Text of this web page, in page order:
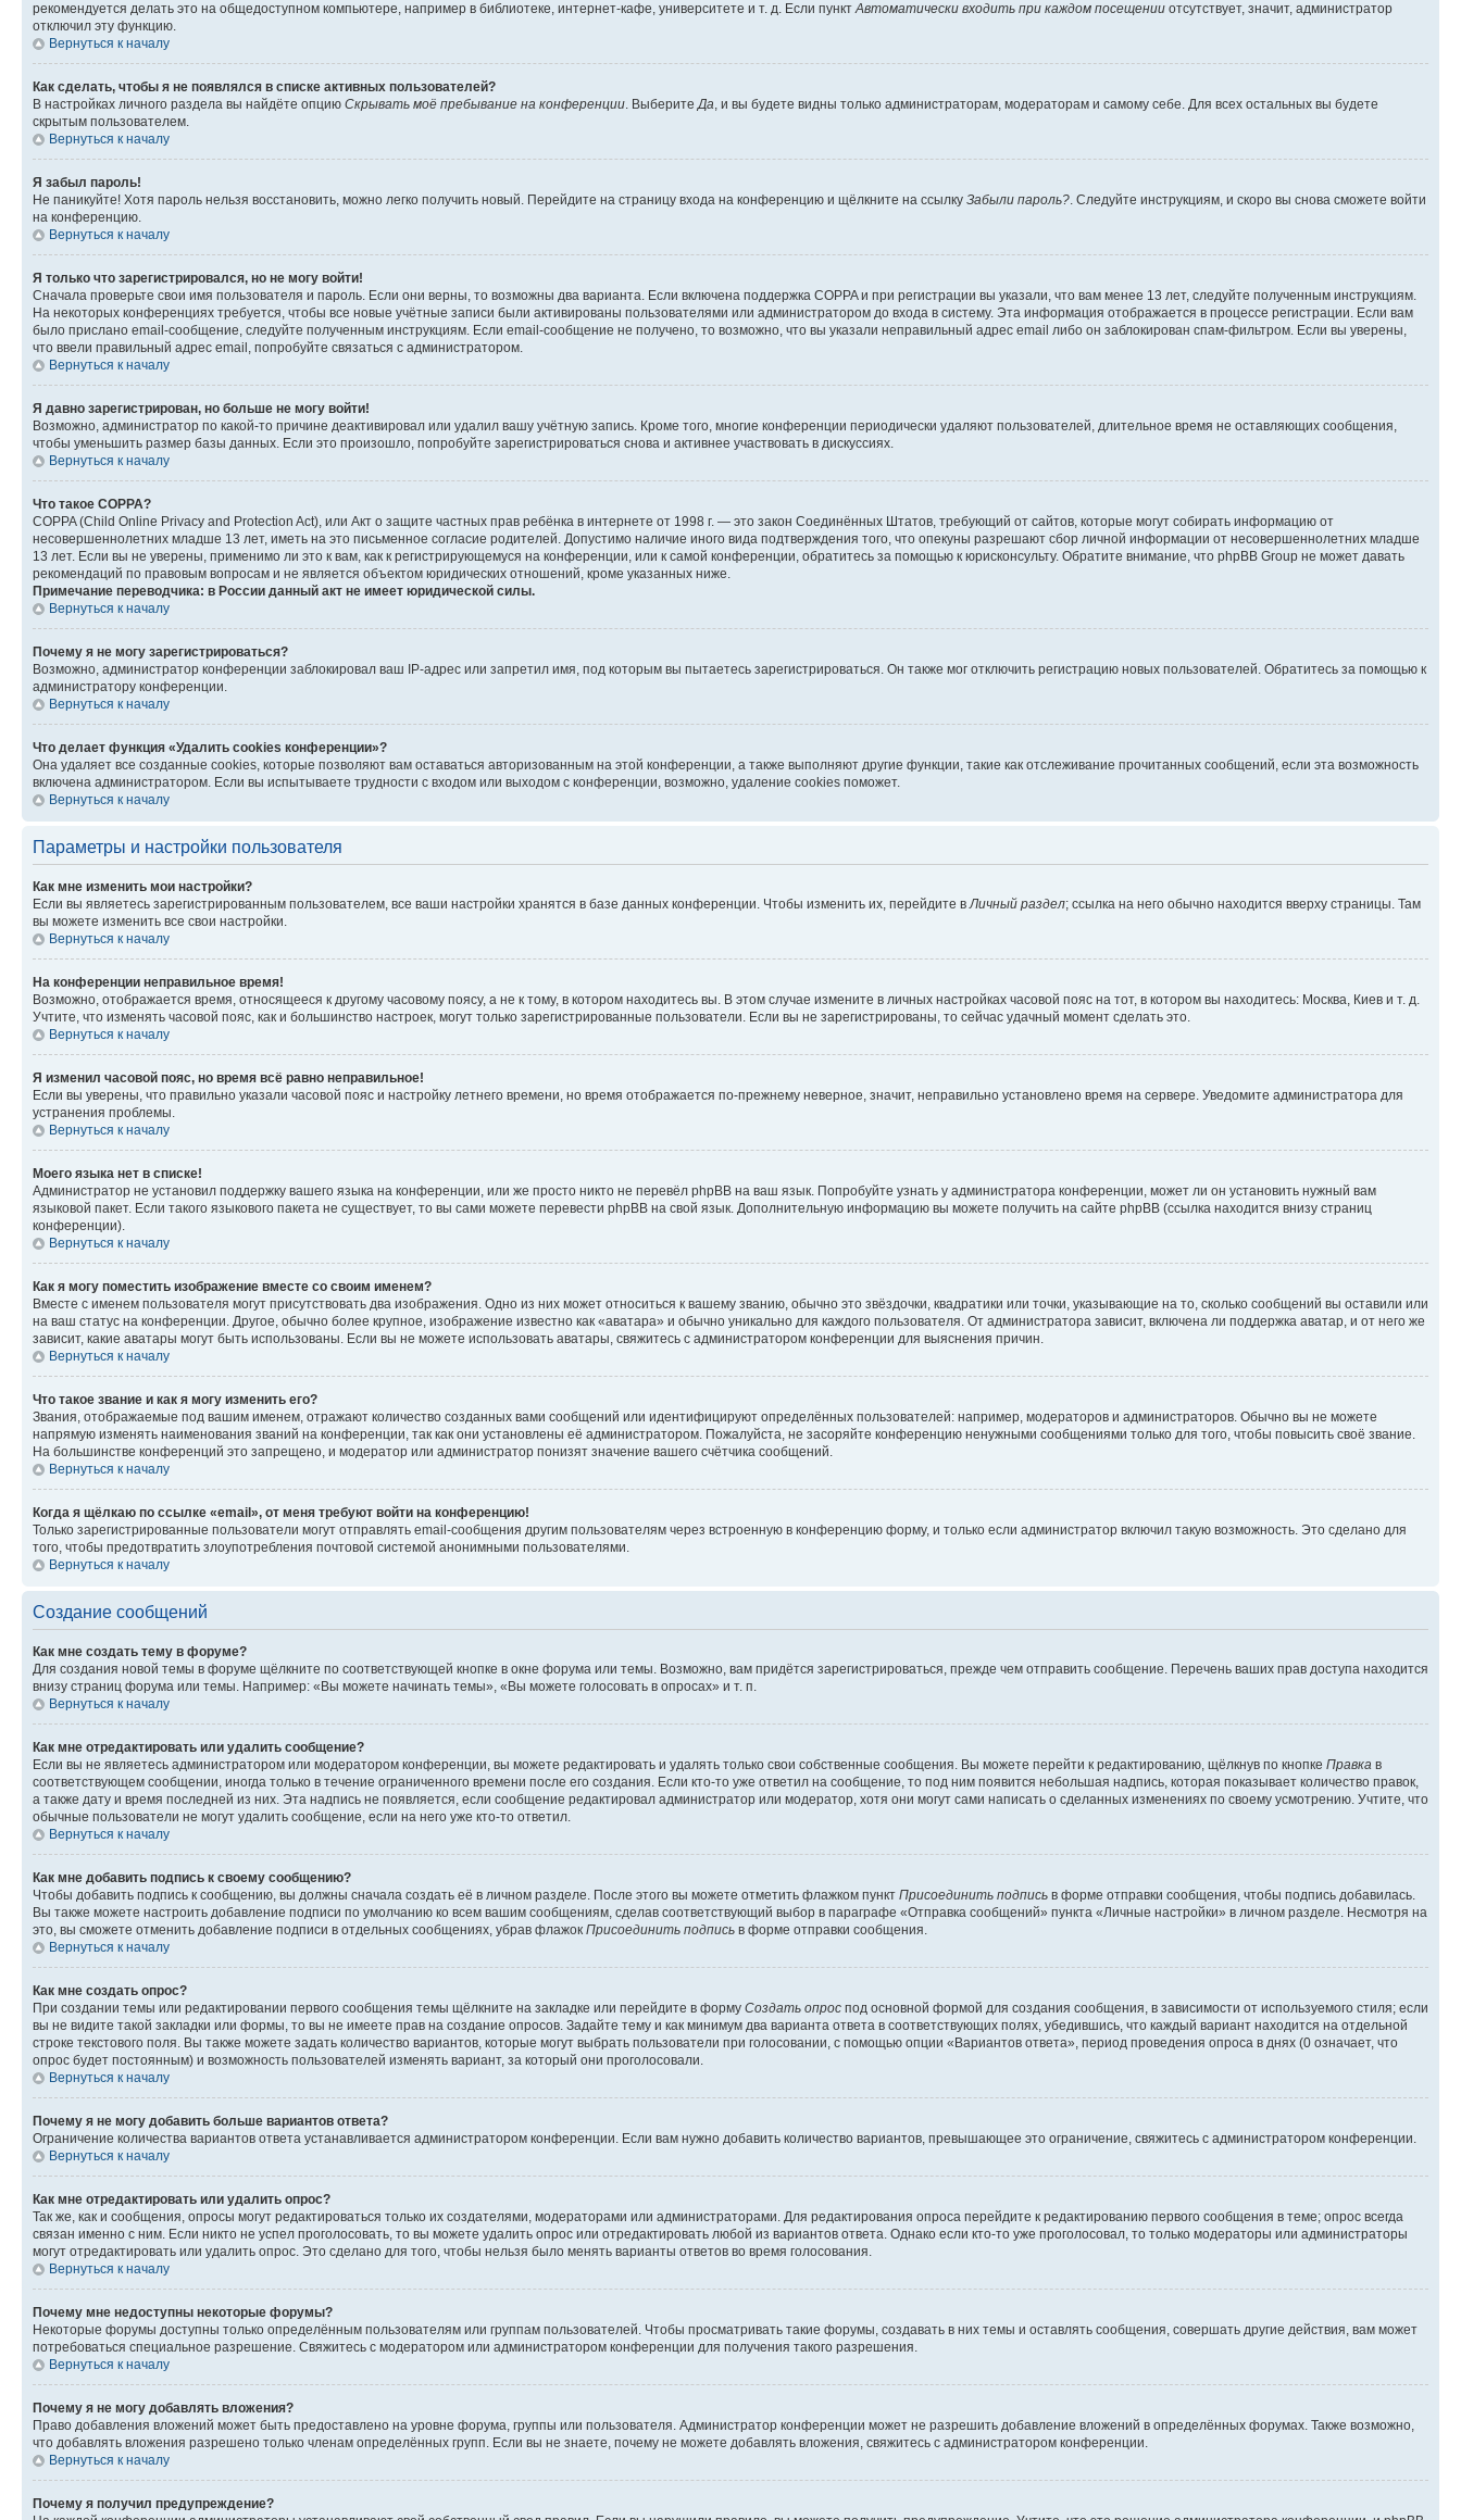
рекомендуется делать это на общедоступном компьютере, например в библиотеке, интернет-кафе, университете и т. д. Если пунктАвтоматически входить при каждом посещении отсутствует, значит, администратор
отключил эту функцию.
Вернуться к началу
Как сделать, чтобы я не появлялся в списке активных пользователей?
В настройках личного раздела вы найдёте опцию Скрывать моё пребывание на конференции. ВыберитеДа, и вы будете видны только администраторам, модераторам и самому себе. Для всех остальных вы будете
скрытым пользователем.
Вернуться к началу
Я забыл пароль!
Не паникуйте! Хотя пароль нельзя восстановить, можно легко получить новый. Перейдите на страницу входа на конференцию и щёлкните на ссылку Забыли пароль?. Следуйте инструкциям, и скоро вы снова сможете войти
на конференцию.
Вернуться к началу
Я только что зарегистрировался, но не могу войти!
Сначала проверьте свои имя пользователя и пароль. Если они верны, то возможны два варианта. Если включена поддержка COPPA и при регистрации вы указали, что вам менее 13 лет, следуйте полученным инструкциям.
На некоторых конференциях требуется, чтобы все новые учётные записи были активированы пользователями или администратором до входа в систему. Эта информация отображается в процессе регистрации. Если вам
было прислано email-сообщение, следуйте полученным инструкциям. Если email-сообщение не получено, то возможно, что вы указали неправильный адрес email либо он заблокирован спам-фильтром. Если вы уверены,
что ввели правильный адрес email, попробуйте связаться с администратором.
Вернуться к началу
Я давно зарегистрирован, но больше не могу войти!
Возможно, администратор по какой-то причине деактивировал или удалил вашу учётную запись. Кроме того, многие конференции периодически удаляют пользователей, длительное время не оставляющих сообщения,
чтобы уменьшить размер базы данных. Если это произошло, попробуйте зарегистрироваться снова и активнее участвовать в дискуссиях.
Вернуться к началу
Что такое COPPA?
COPPA (Child Online Privacy and Protection Act), или Акт о защите частных прав ребёнка в интернете от 1998 г. — это закон Соединённых Штатов, требующий от сайтов, которые могут собирать информацию от
несовершеннолетних младше 13 лет, иметь на это письменное согласие родителей. Допустимо наличие иного вида подтверждения того, что опекуны разрешают сбор личной информации от несовершеннолетних младше
13 лет. Если вы не уверены, применимо ли это к вам, как к регистрирующемуся на конференции, или к самой конференции, обратитесь за помощью к юрисконсульту. Обратите внимание, что phpBB Group не может давать
рекомендаций по правовым вопросам и не является объектом юридических отношений, кроме указанных ниже.
Примечание переводчика: в России данный акт не имеет юридической силы.
Вернуться к началу
Почему я не могу зарегистрироваться?
Возможно, администратор конференции заблокировал ваш IP-адрес или запретил имя, под которым вы пытаетесь зарегистрироваться. Он также мог отключить регистрацию новых пользователей. Обратитесь за помощью к
администратору конференции.
Вернуться к началу
Что делает функция «Удалить cookies конференции»?
Она удаляет все созданные cookies, которые позволяют вам оставаться авторизованным на этой конференции, а также выполняют другие функции, такие как отслеживание прочитанных сообщений, если эта возможность
включена администратором. Если вы испытываете трудности с входом или выходом с конференции, возможно, удаление cookies поможет.
Вернуться к началу
Параметры и настройки пользователя
Как мне изменить мои настройки?
Если вы являетесь зарегистрированным пользователем, все ваши настройки хранятся в базе данных конференции. Чтобы изменить их, перейдите вЛичный раздел; ссылка на него обычно находится вверху страницы. Там
вы можете изменить все свои настройки.
Вернуться к началу
На конференции неправильное время!
Возможно, отображается время, относящееся к другому часовому поясу, а не к тому, в котором находитесь вы. В этом случае измените в личных настройках часовой пояс на тот, в котором вы находитесь: Москва, Киев и т. д.
Учтите, что изменять часовой пояс, как и большинство настроек, могут только зарегистрированные пользователи. Если вы не зарегистрированы, то сейчас удачный момент сделать это.
Вернуться к началу
Я изменил часовой пояс, но время всё равно неправильное!
Если вы уверены, что правильно указали часовой пояс и настройку летнего времени, но время отображается по-прежнему неверное, значит, неправильно установлено время на сервере. Уведомите администратора для
устранения проблемы.
Вернуться к началу
Моего языка нет в списке!
Администратор не установил поддержку вашего языка на конференции, или же просто никто не перевёл phpBB на ваш язык. Попробуйте узнать у администратора конференции, может ли он установить нужный вам
языковой пакет. Если такого языкового пакета не существует, то вы сами можете перевести phpBB на свой язык. Дополнительную информацию вы можете получить на сайте phpBB (ссылка находится внизу страниц
конференции).
Вернуться к началу
Как я могу поместить изображение вместе со своим именем?
Вместе с именем пользователя могут присутствовать два изображения. Одно из них может относиться к вашему званию, обычно это звёздочки, квадратики или точки, указывающие на то, сколько сообщений вы оставили или
на ваш статус на конференции. Другое, обычно более крупное, изображение известно как «аватара» и обычно уникально для каждого пользователя. От администратора зависит, включена ли поддержка аватар, и от него же
зависит, какие аватары могут быть использованы. Если вы не можете использовать аватары, свяжитесь с администратором конференции для выяснения причин.
Вернуться к началу
Что такое звание и как я могу изменить его?
Звания, отображаемые под вашим именем, отражают количество созданных вами сообщений или идентифицируют определённых пользователей: например, модераторов и администраторов. Обычно вы не можете
напрямую изменять наименования званий на конференции, так как они установлены её администратором. Пожалуйста, не засоряйте конференцию ненужными сообщениями только для того, чтобы повысить своё звание.
На большинстве конференций это запрещено, и модератор или администратор понизят значение вашего счётчика сообщений.
Вернуться к началу
Когда я щёлкаю по ссылке «email», от меня требуют войти на конференцию!
Только зарегистрированные пользователи могут отправлять email-сообщения другим пользователям через встроенную в конференцию форму, и только если администратор включил такую возможность. Это сделано для
того, чтобы предотвратить злоупотребления почтовой системой анонимными пользователями.
Вернуться к началу
Создание сообщений
Как мне создать тему в форуме?
Для создания новой темы в форуме щёлкните по соответствующей кнопке в окне форума или темы. Возможно, вам придётся зарегистрироваться, прежде чем отправить сообщение. Перечень ваших прав доступа находится
внизу страниц форума или темы. Например: «Вы можете начинать темы», «Вы можете голосовать в опросах» и т. п.
Вернуться к началу
Как мне отредактировать или удалить сообщение?
Если вы не являетесь администратором или модератором конференции, вы можете редактировать и удалять только свои собственные сообщения. Вы можете перейти к редактированию, щёлкнув по кнопке Правка в
соответствующем сообщении, иногда только в течение ограниченного времени после его создания. Если кто-то уже ответил на сообщение, то под ним появится небольшая надпись, которая показывает количество правок,
а также дату и время последней из них. Эта надпись не появляется, если сообщение редактировал администратор или модератор, хотя они могут сами написать о сделанных изменениях по своему усмотрению. Учтите, что
обычные пользователи не могут удалить сообщение, если на него уже кто-то ответил.
Вернуться к началу
Как мне добавить подпись к своему сообщению?
Чтобы добавить подпись к сообщению, вы должны сначала создать её в личном разделе. После этого вы можете отметить флажком пункт Присоединить подпись в форме отправки сообщения, чтобы подпись добавилась.
Вы также можете настроить добавление подписи по умолчанию ко всем вашим сообщениям, сделав соответствующий выбор в параграфе «Отправка сообщений» пункта «Личные настройки» в личном разделе. Несмотря на
это, вы сможете отменить добавление подписи в отдельных сообщениях, убрав флажок Присоединить подпись в форме отправки сообщения.
Вернуться к началу
Как мне создать опрос?
При создании темы или редактировании первого сообщения темы щёлкните на закладке или перейдите в форму Создать опрос под основной формой для создания сообщения, в зависимости от используемого стиля; если
вы не видите такой закладки или формы, то вы не имеете прав на создание опросов. Задайте тему и как минимум два варианта ответа в соответствующих полях, убедившись, что каждый вариант находится на отдельной
строке текстового поля. Вы также можете задать количество вариантов, которые могут выбрать пользователи при голосовании, с помощью опции «Вариантов ответа», период проведения опроса в днях (0 означает, что
опрос будет постоянным) и возможность пользователей изменять вариант, за который они проголосовали.
Вернуться к началу
Почему я не могу добавить больше вариантов ответа?
Ограничение количества вариантов ответа устанавливается администратором конференции. Если вам нужно добавить количество вариантов, превышающее это ограничение, свяжитесь с администратором конференции.
Вернуться к началу
Как мне отредактировать или удалить опрос?
Так же, как и сообщения, опросы могут редактироваться только их создателями, модераторами или администраторами. Для редактирования опроса перейдите к редактированию первого сообщения в теме; опрос всегда
связан именно с ним. Если никто не успел проголосовать, то вы можете удалить опрос или отредактировать любой из вариантов ответа. Однако если кто-то уже проголосовал, то только модераторы или администраторы
могут отредактировать или удалить опрос. Это сделано для того, чтобы нельзя было менять варианты ответов во время голосования.
Вернуться к началу
Почему мне недоступны некоторые форумы?
Некоторые форумы доступны только определённым пользователям или группам пользователей. Чтобы просматривать такие форумы, создавать в них темы и оставлять сообщения, совершать другие действия, вам может
потребоваться специальное разрешение. Свяжитесь с модератором или администратором конференции для получения такого разрешения.
Вернуться к началу
Почему я не могу добавлять вложения?
Право добавления вложений может быть предоставлено на уровне форума, группы или пользователя. Администратор конференции может не разрешить добавление вложений в определённых форумах. Также возможно,
что добавлять вложения разрешено только членам определённых групп. Если вы не знаете, почему не можете добавлять вложения, свяжитесь с администратором конференции.
Вернуться к началу
Почему я получил предупреждение?